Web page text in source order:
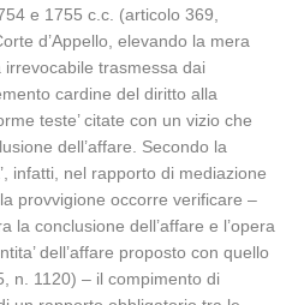
e 1755 c.c. (articolo 369,
d’Appello, elevando la mera
trasmessa dai
cardine del diritto alla
teste’ citate con un vizio che
dell’affare. Secondo la
infatti, nel rapporto di mediazione
provvigione occorre verificare –
la conclusione dell’affare e l’opera
dell’affare proposto con quello
n. 1120) – il compimento di